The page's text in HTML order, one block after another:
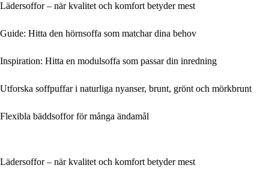
Lädersoffor – när kvalitet och komfort betyder mest
Guide: Hitta den hörnsoffa som matchar dina behov
Inspiration: Hitta en modulsoffa som passar din inredning
Utforska soffpuffar i naturliga nyanser, brunt, grönt och mörkbrunt
Flexibla bäddsoffor för många ändamål
Lädersoffor – när kvalitet och komfort betyder mest